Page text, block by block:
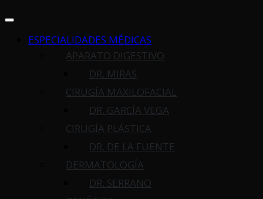
ESPECIALIDADES MÉDICAS
APARATO DIGESTIVO
DR. MIRAS
CIRUGÍA MAXILOFACIAL
DR. GARCÍA VEGA
CIRUGÍA PLÁSTICA
DR. DE LA FUENTE
DERMATOLOGÍA
DR. SERRANO